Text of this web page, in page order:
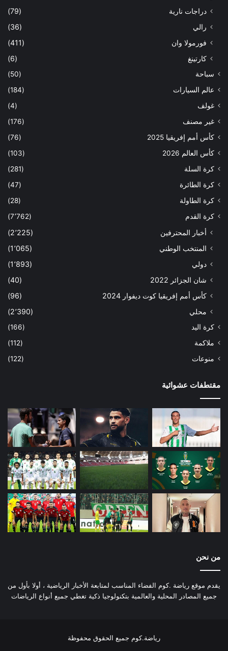
دراجات نارية
(79)
رالي
(36)
فورمولا وان
(411)
كارتينغ
(6)
سباحة
(50)
عالم السيارات
(184)
غولف
(4)
غير مصنف
(176)
كأس أمم إفريقيا 2025
(76)
كأس العالم 2026
(103)
كرة السلة
(281)
كرة الطائرة
(47)
كرة الطاولة
(28)
كرة القدم
(7٬762)
أخبار المحترفين
(2٬225)
المنتخب الوطني
(1٬065)
دولي
(1٬893)
شان الجزائر 2022
(40)
كأس أمم إفريقيا كوت ديفوار 2024
(96)
محلي
(2٬390)
كرة اليد
(166)
ملاكمة
(112)
منوعات
(122)
مقتطفات عشوائية
من نحن
يقدم موقع رياضة .كوم الفضاء المناسب لمتابعة الأخبار الرياضية ، أولا بأول من
جميع المصادر المحلية والعالمية بتكنولوجيا ذكية تغطي جميع أنواع الرياضات
رياضة.كوم جميع الحقوق محفوظة